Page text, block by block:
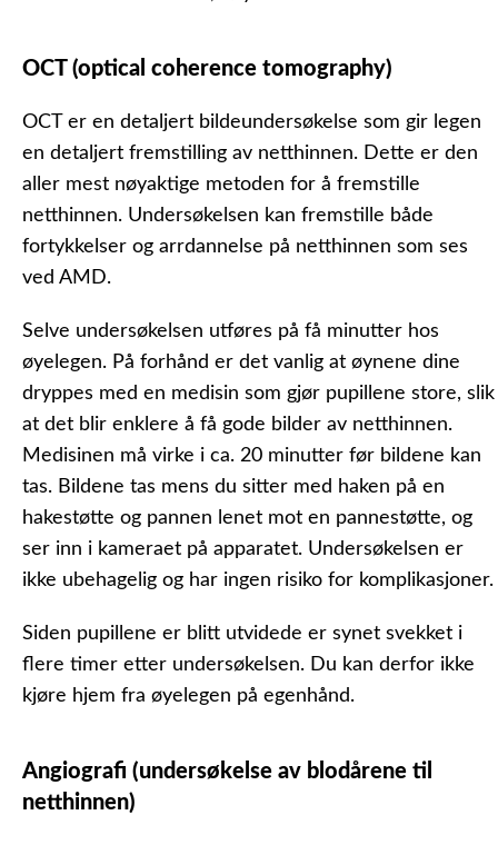
OCT (optical coherence tomography)
OCT er en detaljert bildeundersøkelse som gir legen
en detaljert fremstilling av netthinnen. Dette er den
aller mest nøyaktige metoden for å fremstille
netthinnen. Undersøkelsen kan fremstille både
fortykkelser og arrdannelse på netthinnen som ses
ved AMD.
Selve undersøkelsen utføres på få minutter hos
øyelegen. På forhånd er det vanlig at øynene dine
dryppes med en medisin som gjør pupillene store, slik
at det blir enklere å få gode bilder av netthinnen.
Medisinen må virke i ca. 20 minutter før bildene kan
tas. Bildene tas mens du sitter med haken på en
hakestøtte og pannen lenet mot en pannestøtte, og
ser inn i kameraet på apparatet. Undersøkelsen er
ikke ubehagelig og har ingen risiko for komplikasjoner.
Siden pupillene er blitt utvidede er synet svekket i
flere timer etter undersøkelsen. Du kan derfor ikke
kjøre hjem fra øyelegen på egenhånd.
Angiografi (undersøkelse av blodårene til
netthinnen)